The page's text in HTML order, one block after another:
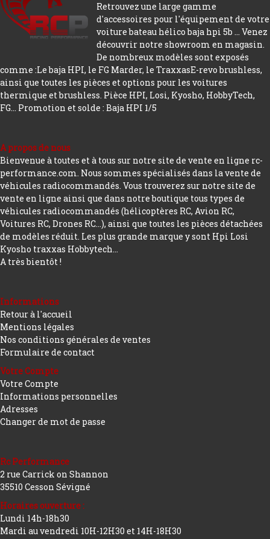
Retrouvez une large gamme
d'accessoires pour l'équipement de votre
voiture bateau hélico baja hpi 5b ... Venez
découvrir notre showroom en magasin.
De nombreux modèles sont exposés
comme :Le baja HPI, le FG Marder, le TraxxasE-revo brushless,
ainsi que toutes les pièces et options pour les voitures
thermique et brushless. Pièce HPI, Losi, Kyosho, HobbyTech,
FG... Promotion et solde : Baja HPI 1/5
A propos de nous
Bienvenue à toutes et à tous sur notre site de vente en ligne rc-
performance.com. Nous sommes spécialisés dans la vente de
véhicules radiocommandés. Vous trouverez sur notre site de
vente en ligne ainsi que dans notre boutique tous types de
véhicules radiocommandés (hélicoptères RC, Avion RC,
Voitures RC, Drones RC…), ainsi que toutes les pièces détachées
de modèles réduit. Les plus grande marque y sont Hpi Losi
Kyosho traxxas Hobbytech...
A très bientôt !
Informations
Retour à l'accueil
Mentions légales
Nos conditions générales de ventes
Formulaire de contact
Votre Compte
Votre Compte
Informations personnelles
Adresses
Changer de mot de passe
Rc Performance
2 rue Carrick on Shannon
35510 Cesson Sévigné
Horaires ouverture :
Lundi 14h-18h30
Mardi au vendredi 10H-12H30 et 14H-18H30